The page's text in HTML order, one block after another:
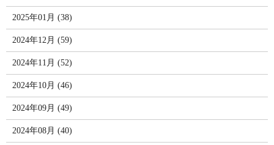
2025年01月 (38)
2024年12月 (59)
2024年11月 (52)
2024年10月 (46)
2024年09月 (49)
2024年08月 (40)